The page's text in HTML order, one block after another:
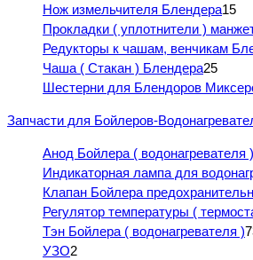
Нож измельчителя Блендера15
Прокладки ( уплотнители )
Редукторы к чашам, венчикам
Чаша ( Стакан ) Блендера25
Шестерни для Блендоров
Запчасти для Бойлеров-
Анод Бойлера ( водонагревателя )
Индикаторная лампа для
Клапан Бойлера
Регулятор температуры (
Тэн Бойлера ( водонагревателя )
УЗО2